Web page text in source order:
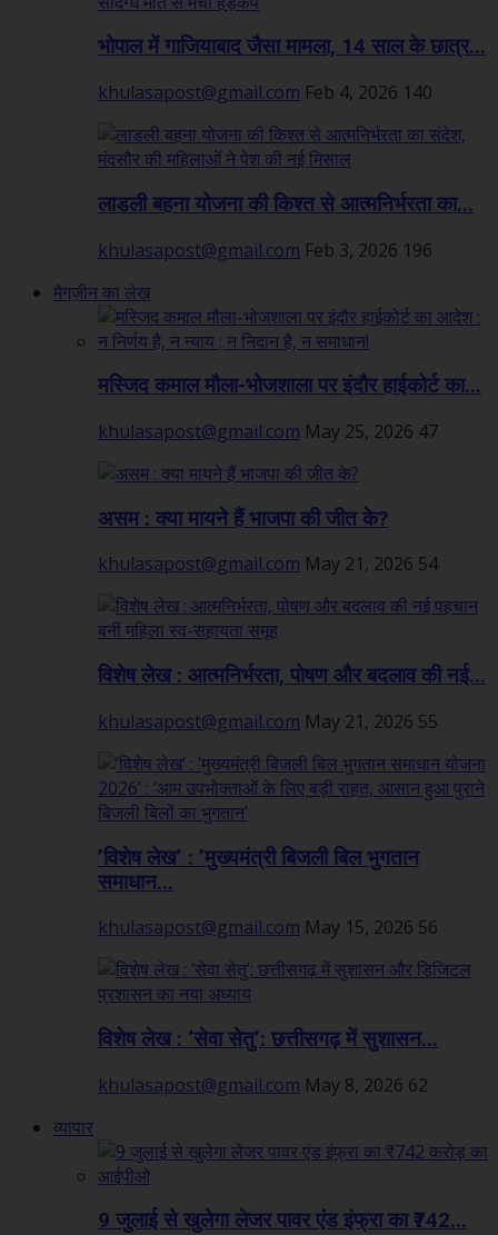
भोपाल में गाजियाबाद जैसा मामला, 14 साल के छात्र...
khulasapost@gmail.com Feb 4, 2026 140
लाडली बहना योजना की किश्त से आत्मनिर्भरता का...
khulasapost@gmail.com Feb 3, 2026 196
मैगज़ीन का लेख
मस्जिद कमाल मौला-भोजशाला पर इंदौर हाईकोर्ट का...
khulasapost@gmail.com May 25, 2026 47
असम : क्या मायने हैं भाजपा की जीत के?
khulasapost@gmail.com May 21, 2026 54
विशेष लेख : आत्मनिर्भरता, पोषण और बदलाव की नई...
khulasapost@gmail.com May 21, 2026 55
’विशेष लेख’ : ’मुख्यमंत्री बिजली बिल भुगतान
समाधान...
khulasapost@gmail.com May 15, 2026 56
विशेष लेख : ‘सेवा सेतु’: छत्तीसगढ़ में सुशासन...
khulasapost@gmail.com May 8, 2026 62
व्यापार
9 जुलाई से खुलेगा लेजर पावर एंड इंफ्रा का ₹742...